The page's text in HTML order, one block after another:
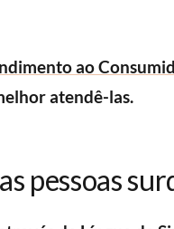
ao
atendê-las.
pessoas